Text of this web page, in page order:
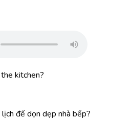
kitchen?
để dọn dẹp nhà bếp?